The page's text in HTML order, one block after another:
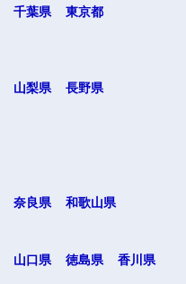
千葉県
東京都
山梨県 長野県
奈良県 和歌山県
山口県 徳島県
香川県